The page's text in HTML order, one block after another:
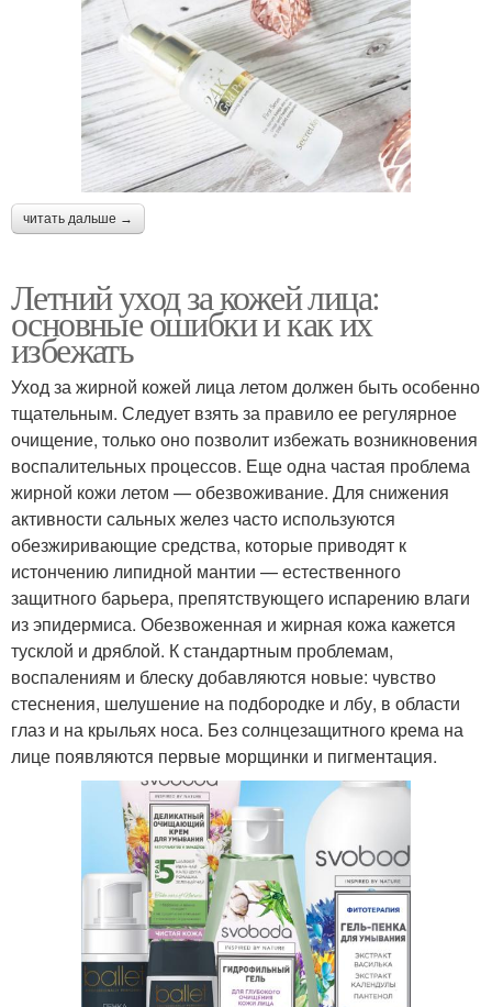
читать дальше →
Летний уход за кожей лица:
основные ошибки и как их
избежать
Уход за жирной кожей лица летом должен быть особенно
тщательным. Следует взять за правило ее регулярное
очищение, только оно позволит избежать возникновения
воспалительных процессов. Еще одна частая проблема
жирной кожи летом — обезвоживание. Для снижения
активности сальных желез часто используются
обезжиривающие средства, которые приводят к
истончению липидной мантии — естественного
защитного барьера, препятствующего испарению влаги
из эпидермиса. Обезвоженная и жирная кожа кажется
тусклой и дряблой. К стандартным проблемам,
воспалениям и блеску добавляются новые: чувство
стеснения, шелушение на подбородке и лбу, в области
глаз и на крыльях носа. Без солнцезащитного крема на
лице появляются первые морщинки и пигментация.